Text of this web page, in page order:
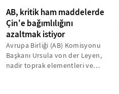
AB, kritik ham maddelerde
Çin'e bağımlılığını
azaltmak istiyor
Avrupa Birliği (AB) Komisyonu
Başkanı Ursula von der Leyen,
nadir toprak elementleri ve